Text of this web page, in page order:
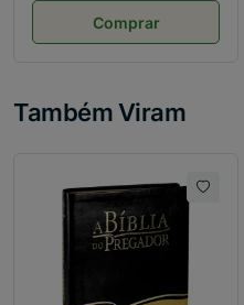
Comprar
Também Viram